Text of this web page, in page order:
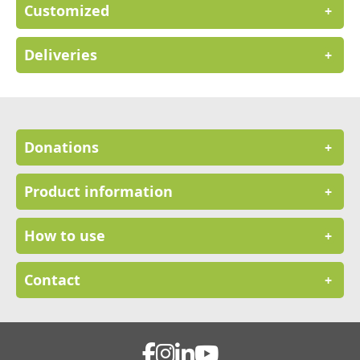
Customized +
Deliveries +
Donations +
Product information +
How to use +
Contact +